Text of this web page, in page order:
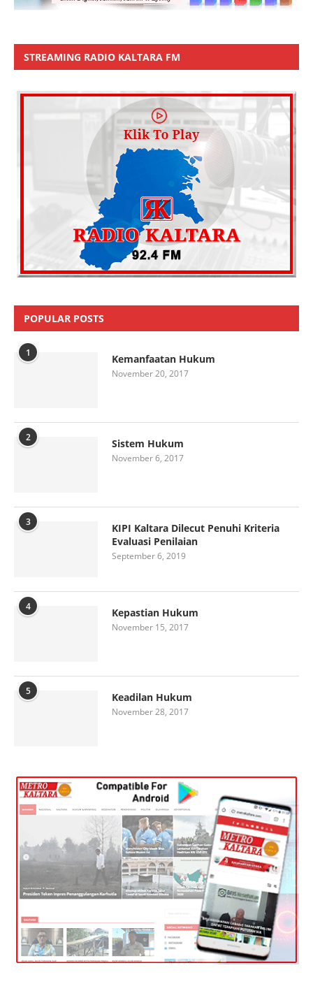
STREAMING RADIO KALTARA FM
POPULAR POSTS
1 Kemanfaatan Hukum
November 20, 2017
2 Sistem Hukum
November 6, 2017
3
KIPI Kaltara Dilecut Penuhi Kriteria
Evaluasi Penilaian
September 6, 2019
4 Kepastian Hukum
November 15, 2017
5 Keadilan Hukum
November 28, 2017